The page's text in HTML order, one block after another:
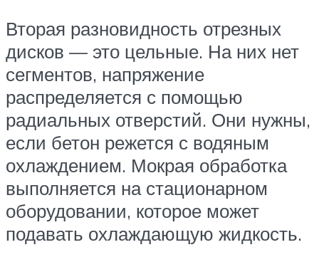
Вторая разновидность отрезных
дисков — это цельные. На них нет
сегментов, напряжение
распределяется с помощью
радиальных отверстий. Они нужны,
если бетон режется с водяным
охлаждением. Мокрая обработка
выполняется на стационарном
оборудовании, которое может
подавать охлаждающую жидкость.